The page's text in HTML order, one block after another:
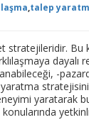
talep
stratejileridir. Bu
dayalı
-
yaratarak